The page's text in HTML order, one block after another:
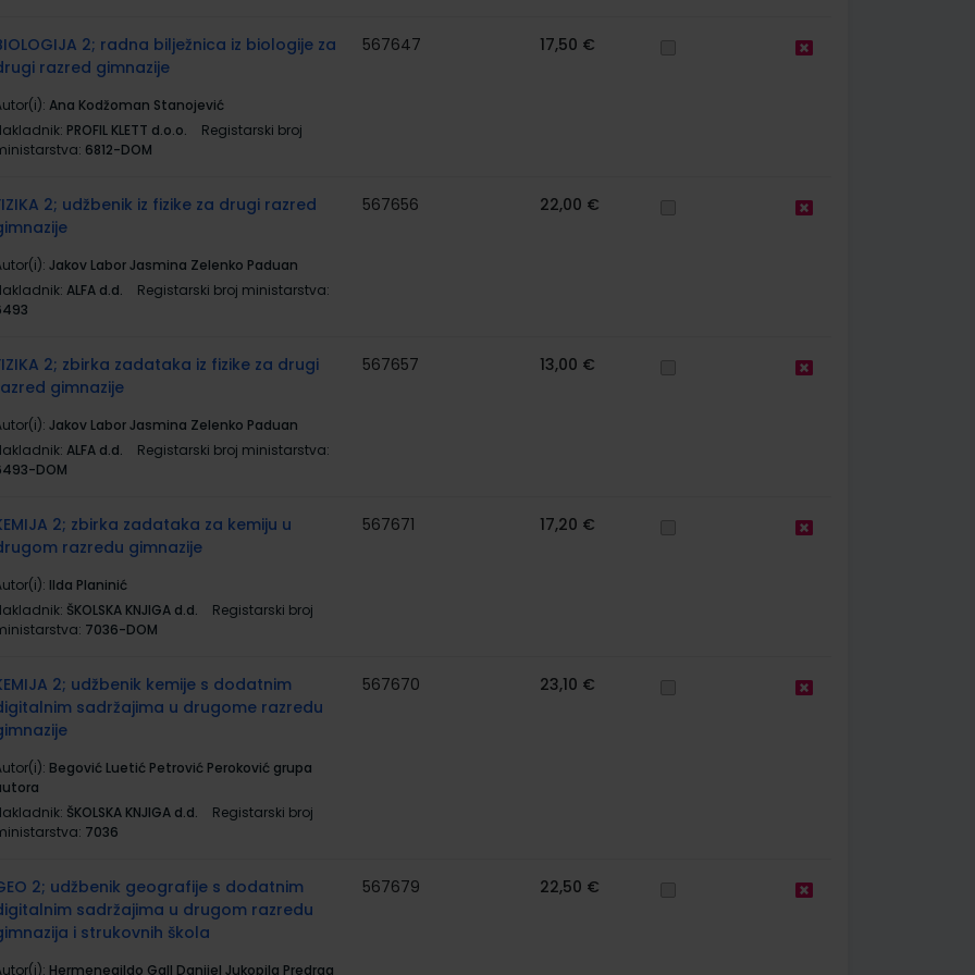
2; radna bilježnica iz biologije za
razred gimnazije
Ana Kodžoman Stanojević
PROFIL KLETT d.o.o.
Registarski broj
6812-DOM
567647 17,50 €
2; udžbenik iz fizike za drugi razred
Jakov Labor Jasmina Zelenko Paduan
ALFA d.d.
Registarski broj ministarstva:
567656 22,00 €
2; zbirka zadataka iz fizike za drugi
gimnazije
Jakov Labor Jasmina Zelenko Paduan
ALFA d.d.
Registarski broj ministarstva:
DOM
567657 13,00 €
2; zbirka zadataka za kemiju u
razredu gimnazije
Ilda Planinić
ŠKOLSKA KNJIGA d.d.
Registarski broj
7036-DOM
567671 17,20 €
2; udžbenik kemije s dodatnim
sadržajima u drugome razredu
Begović Luetić Petrović Peroković grupa
ŠKOLSKA KNJIGA d.d.
Registarski broj
7036
567670 23,10 €
2; udžbenik geografije s dodatnim
sadržajima u drugom razredu
i strukovnih škola
Hermenegildo Gall Danijel Jukopila Predrag
567679 22,50 €